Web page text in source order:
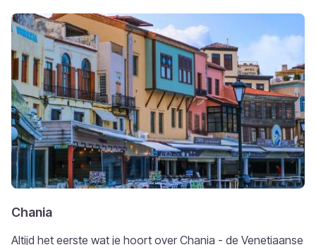
Chania
Altijd het eerste wat je hoort over Chania - de Venetiaanse